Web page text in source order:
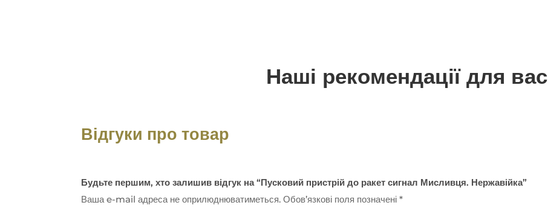
Наші рекомендації для вас
Відгуки про товар
Будьте першим, хто залишив відгук на “Пусковий пристрій до ракет сигнал Мисливця. Нержавійка”
Ваша e-mail адреса не оприлюднюватиметься. Обов’язкові поля позначені*